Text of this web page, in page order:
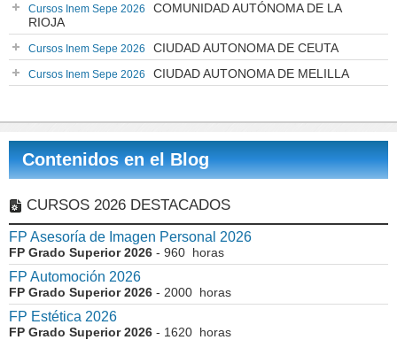
Cursos Inem Sepe 2026
COMUNIDAD AUTÓNOMA DE LA
RIOJA
Cursos Inem Sepe 2026 CIUDAD AUTONOMA DE CEUTA
Cursos Inem Sepe 2026 CIUDAD AUTONOMA DE MELILLA
Contenidos en el Blog
CURSOS 2026 DESTACADOS
FP Asesoría de Imagen Personal 2026
FP Grado Superior 2026 - 960 horas
FP Automoción 2026
FP Grado Superior 2026 - 2000 horas
FP Estética 2026
FP Grado Superior 2026 - 1620 horas